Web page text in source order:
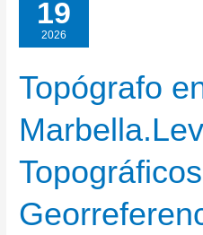
19
2026
Topógrafo
Topógrafo
en
Marbella.Levantamientos
Topográficos
y
Georreferenciación